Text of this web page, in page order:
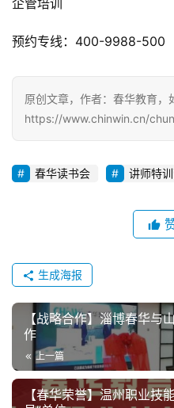
加入春华，梦想起航！
财会培训
设计培训
电商培训
预约专线：400-9988-500
原创文章，作者：春华教育，
https://www.chinwin.cn/